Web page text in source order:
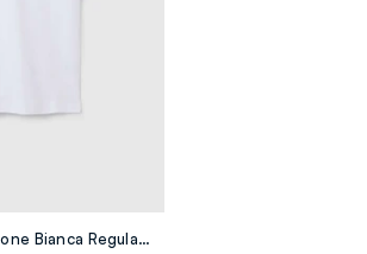
T-shirt In Puro Cotone Bianca Regular Fit